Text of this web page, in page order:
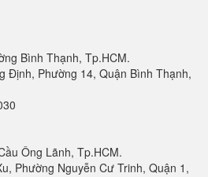
Bình Thạnh, Tp.HCM.
Định, Phường 14, Quận Bình Thạnh,
Ông Lãnh, Tp.HCM.
Phường Nguyễn Cư Trinh, Quận 1,